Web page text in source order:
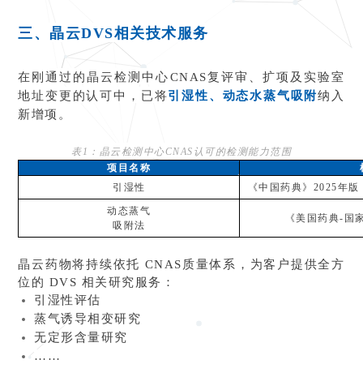
三、晶云DVS相关技术服务
在刚通过的晶云检测中心CNAS复评审、扩项及实验室
地址变更的认可中，已将引湿性、动态水蒸气吸附纳入
新增项。
表1：晶云检测中心CNAS认可的检测能力范围
项目名称
引湿性
《中国药典》2025年
动态蒸气
吸附法
《美国药典-国
晶云药物将持续依托 CNAS质量体系，为客户提供全方
位的 DVS 相关研究服务：
引湿性评估
蒸气诱导相变研究
无定形含量研究
……